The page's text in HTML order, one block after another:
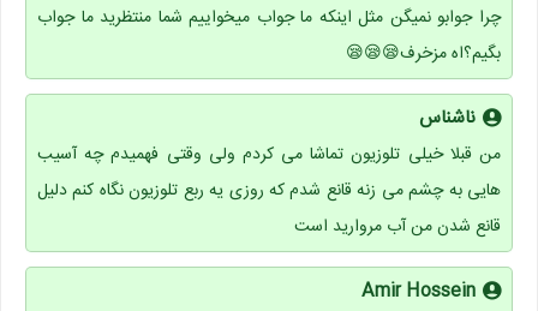
چرا جوابو نمیگن مثل اینکه ما جواب میخواییم شما منتظرید ما جواب
بگیم؟اه مزخرف😪😪😪
ناشناس
من قبلا خیلی تلوزیون تماشا می کردم ولی وقتی فهمیدم چه آسیب
هایی به چشم می زنه قانع شدم که روزی یه ربع تلوزیون نگاه کنم دلیل
قانع شدن من آب مروارید است
Amir Hossein